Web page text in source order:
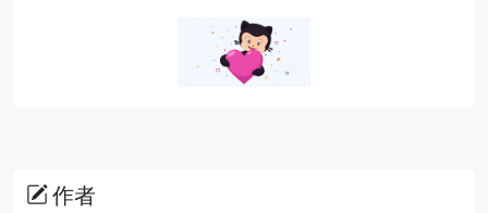
作者